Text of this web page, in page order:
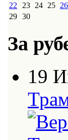
22
23 24 25 26
29 30
За
19